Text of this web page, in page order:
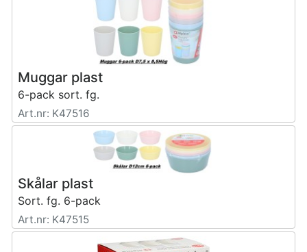
Muggar plast
6-pack sort. fg.
Art.nr: K47516
Skålar plast
Sort. fg. 6-pack
Art.nr: K47515